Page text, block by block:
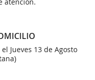
Jueves 13 de Agosto